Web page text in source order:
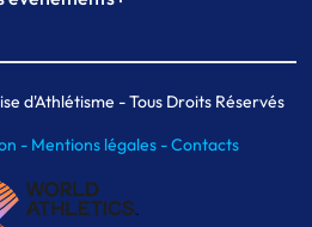
Formation
de Paris indoor
Ekiden de Paris
d'Athlétisme - Tous Droits Réservés
- Mentions légales -Contacts